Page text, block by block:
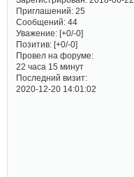
Приглашений:25
Сообщений:44
Уважение: [+0/-0]
Позитив: [+0/-0]
Провел на форуме:
22 часа 15 минут
Последний визит:
2020-12-20 14:01:02